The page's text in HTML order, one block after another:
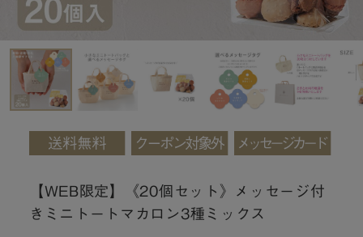
【WEB限定】《20個セット》メッセージ付
きミニトートマカロン3種ミックス